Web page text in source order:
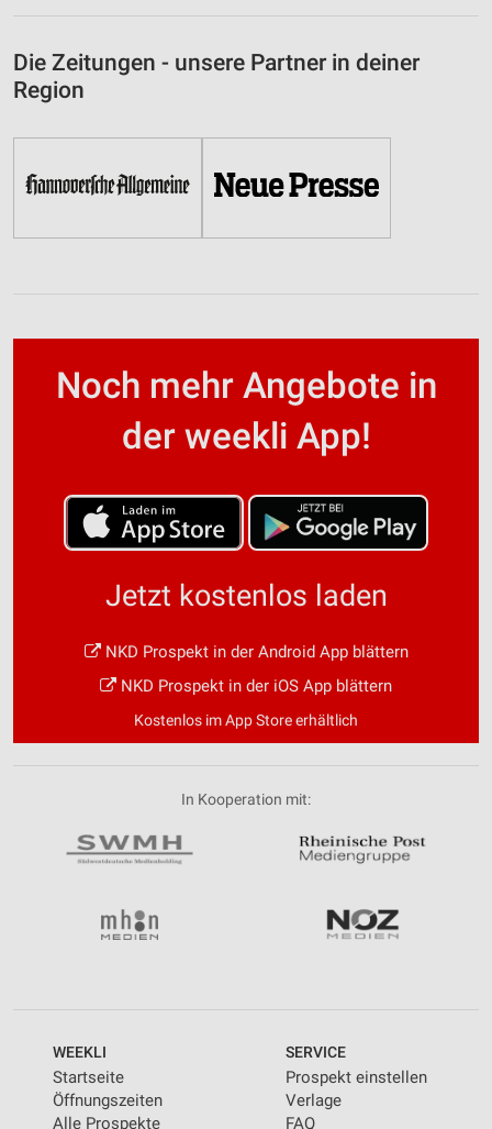
Die Zeitungen - unsere Partner in deiner
Region
Noch mehr Angebote in
der weekli App!
Jetzt kostenlos laden
NKD Prospekt in der Android App blättern
NKD Prospekt in der iOS App blättern
Kostenlos im App Store erhältlich
In Kooperation mit:
WEEKLI
Startseite
Öffnungszeiten
Alle Prospekte
SERVICE
Prospekt einstellen
Verlage
FAQ